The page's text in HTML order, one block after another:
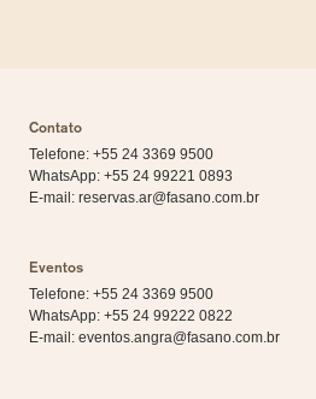
Contato
Telefone: +55 24 3369 9500
WhatsApp: +55 24 99221 0893
E-mail: reservas.ar@fasano.com.br
Eventos
Telefone: +55 24 3369 9500
WhatsApp: +55 24 99222 0822
E-mail: eventos.angra@fasano.com.br